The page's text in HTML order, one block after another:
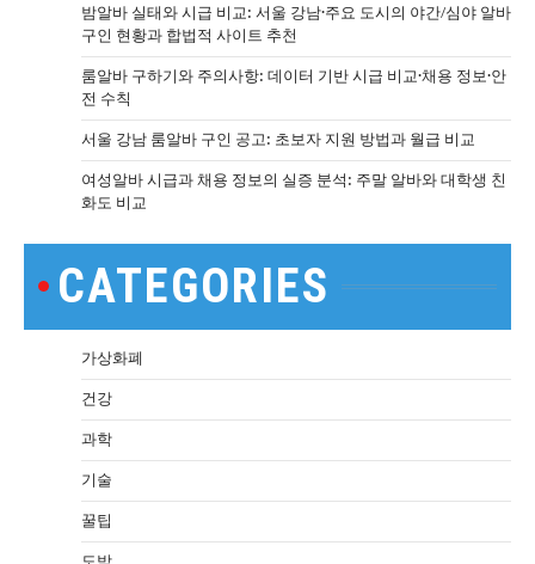
밤알바 실태와 시급 비교: 서울 강남·주요 도시의 야간/심야 알바
구인 현황과 합법적 사이트 추천
룸알바 구하기와 주의사항: 데이터 기반 시급 비교·채용 정보·안
전 수칙
서울 강남 룸알바 구인 공고: 초보자 지원 방법과 월급 비교
여성알바 시급과 채용 정보의 실증 분석: 주말 알바와 대학생 친
화도 비교
CATEGORIES
가상화폐
건강
과학
기술
꿀팁